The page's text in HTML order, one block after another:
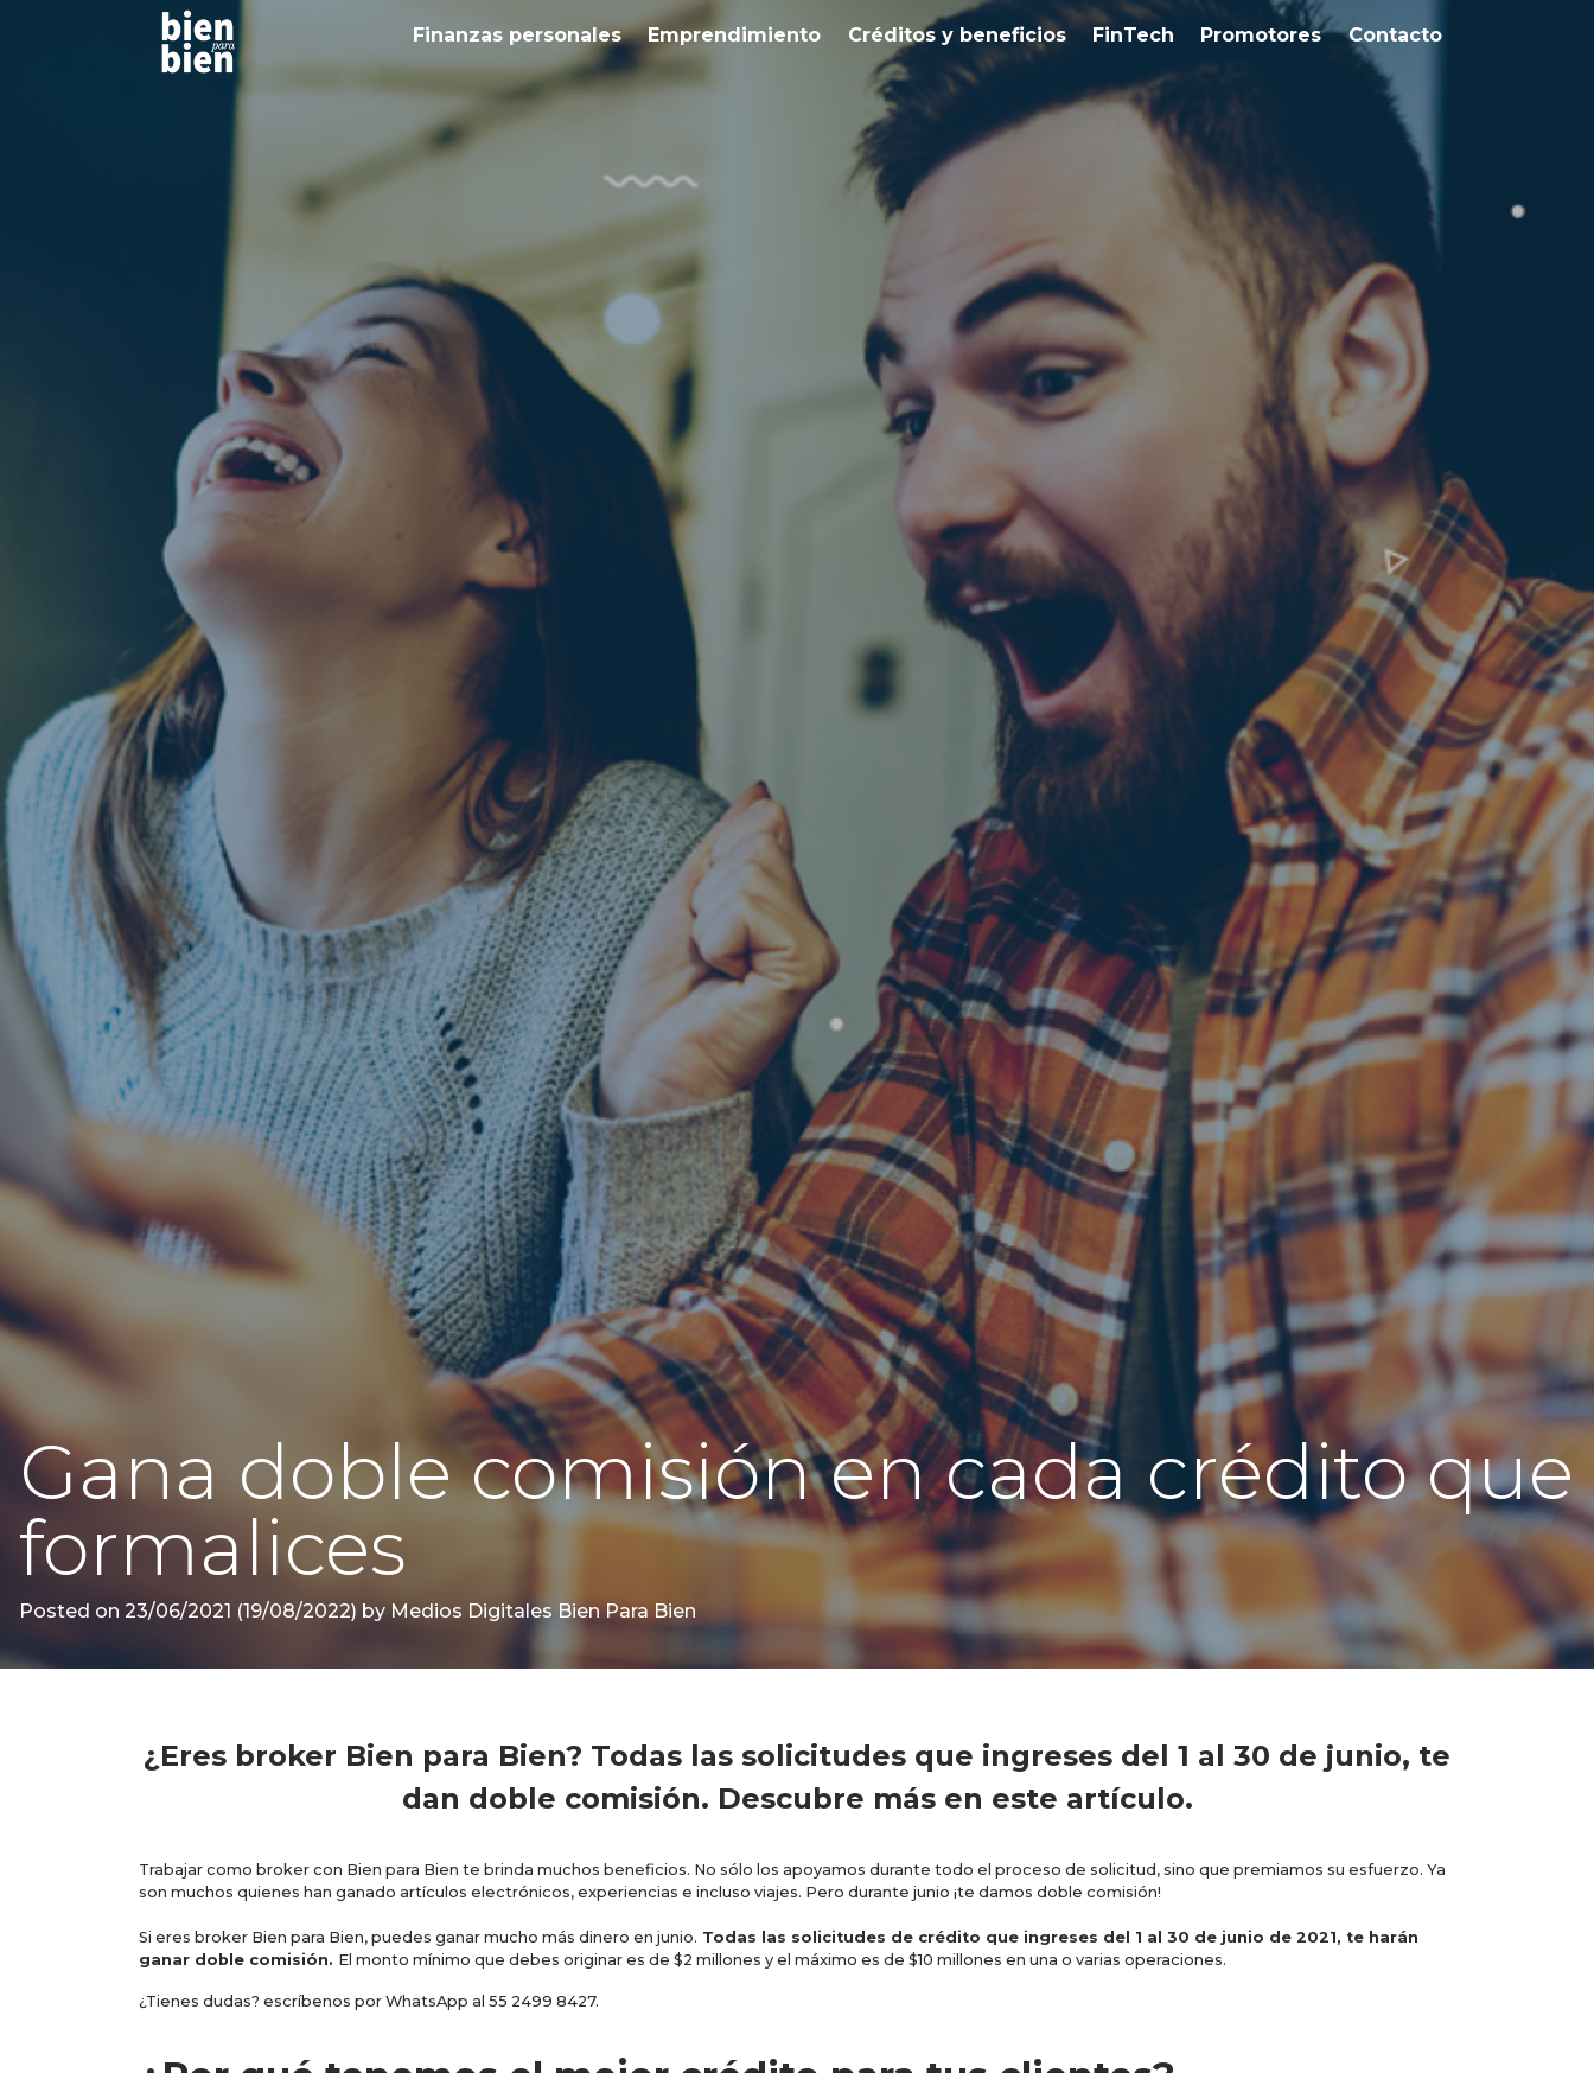
Finanzas personales Emprendimiento Créditos y beneficios FinTech Promotores Contacto
Gana doble comisión en cada crédito que
formalices
Posted on 23/06/2021 (19/08/2022) by Medios Digitales Bien Para Bien
¿Eres broker Bien para Bien? Todas las solicitudes que ingreses del 1 al 30 de junio, te
dan doble comisión. Descubre más en este artículo.
Trabajar como broker con Bien para Bien te brinda muchos beneficios. No sólo los apoyamos durante todo el proceso de solicitud, sino que premiamos su esfuerzo. Ya
son muchos quienes han ganado artículos electrónicos, experiencias e incluso viajes. Pero durante junio ¡te damos doble comisión!
Si eres broker Bien para Bien, puedes ganar mucho más dinero en junio. Todas las solicitudes de crédito que ingreses del 1 al 30 de junio de 2021, te harán
ganar doble comisión. El monto mínimo que debes originar es de $2 millones y el máximo es de $10 millones en una o varias operaciones.
¿Tienes dudas? escríbenos por WhatsApp al 55 2499 8427.